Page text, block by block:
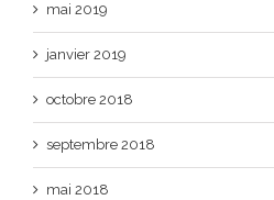
mai 2019
janvier 2019
octobre 2018
septembre 2018
mai 2018